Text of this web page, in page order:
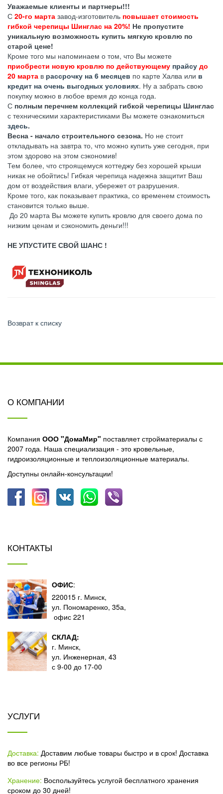
Уважаемые клиенты и партнеры!!!
С 20-го марта завод-изготовитель повышает стоимость
гибкой черепицы Шинглас на 20%! Не пропустите
уникальную возможность купить мягкую кровлю по
старой цене!
Кроме того мы напоминаем о том, что Вы можете
приобрести новую кровлю по действующему прайсу до
20 марта в рассрочку на 6 месяцев по карте Халва или в
кредит на очень выгодных условиях. Ну а забрать свою
покупку можно в любое время до конца года.
С полным перечнем коллекций гибкой черепицы Шинглас
с техническими характеристиками Вы можете ознакомиться
здесь.
Весна - начало строительного сезона. Но не стоит
откладывать на завтра то, что можно купить уже сегодня, при
этом здорово на этом сэкономив!
Тем более, что строящемуся коттеджу без хорошей крыши
никак не обойтись! Гибкая черепица надежна защитит Ваш
дом от воздействия влаги, убережет от разрушения.
Кроме того, как показывает практика, со временем стоимость
становится только выше.
До 20 марта Вы можете купить кровлю для своего дома по
низким ценам и сэкономить деньги!!!
НЕ УПУСТИТЕ СВОЙ ШАНС !
Возврат к списку
О КОМПАНИИ
Компания ООО "ДомаМир" поставляет стройматериалы с
2007 года. Наша специализация - это кровельные,
гидроизоляционные и теплоизоляционные материалы.
Доступны онлайн-консультации!
КОНТАКТЫ
ОФИС:
220015 г. Минск,
ул. Пономаренко, 35а,
офис 221
СКЛАД:
г. Минск,
ул. Инженерная, 43
с 9-00 до 17-00
УСЛУГИ
Доставка: Доставим любые товары быстро и в срок! Доставка
во все регионы РБ!
Хранение: Воспользуйтесь услугой бесплатного хранения
сроком до 30 дней!